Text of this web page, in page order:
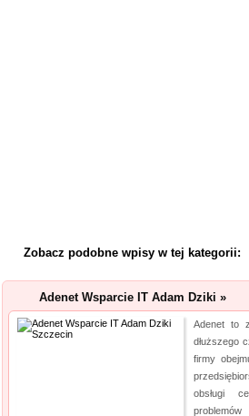
Zobacz podobne wpisy w tej kategorii:
Adenet Wsparcie IT Adam Dziki »
Adenet to
dłuższego
firmy
obsługi